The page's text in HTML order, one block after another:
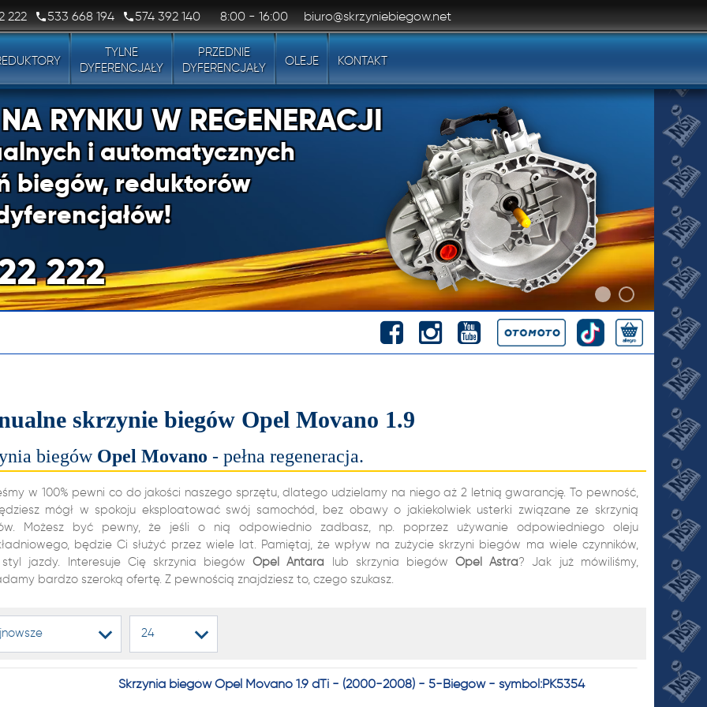
222 533 668 194 574 392 140 8:00 - 16:00 biuro@skrzyniebiegow.net
TYLNE
DYFERENCJAŁY
PRZEDNIE
DYFERENCJAŁY
OLEJE KONTAKT
222
RYNKU W REGENERACJI
i automatycznych
biegów, reduktorów
222
RYNKU W REGENERACJI
i automatycznych
biegów, reduktorów
RYNKU W REGENERACJI
i automatycznych
biegów, reduktorów
skrzynie biegów Opel Movano 1.9
biegów Opel Movano - pełna regeneracja.
w 100% pewni co do jakości naszego sprzętu, dlatego udzielamy na niego aż 2 letnią gwarancję. To pewność,
mógł w spokoju eksploatować swój samochód, bez obawy o jakiekolwiek usterki związane ze skrzynią
Możesz być pewny, że jeśli o nią odpowiednio zadbasz, np. poprzez używanie odpowiedniego oleju
będzie Ci służyć przez wiele lat. Pamiętaj, że wpływ na zużycie skrzyni biegów ma wiele czynników,
styl jazdy. Interesuje Cię skrzynia biegówOpel Antara lub skrzynia biegówOpel Astra? Jak już mówiliśmy,
bardzo szeroką ofertę. Z pewnością znajdziesz to, czego szukasz.
24
Skrzynia biegów Opel Movano 1.9 dTi - (2000-2008) - 5-Biegów - symbol:PK5354